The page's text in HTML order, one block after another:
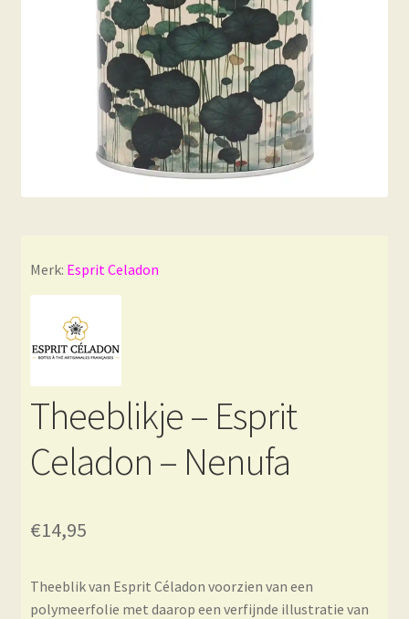
Merk: Esprit Celadon
Theeblikje – Esprit
Celadon – Nenufa
€14,95
Theeblik van Esprit Céladon voorzien van een
polymeerfolie met daarop een verfijnde illustratie van